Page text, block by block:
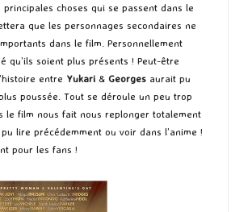
choses qui se passent dans le
que les personnages secondaires ne
dans le film. Personnellement
qu’ils soient plus présents ! Peut-être
entre Yukari & Georges aurait pu
poussée. Tout se déroule un peu trop
le film nous fait nous replonger totalement
lire précédemment ou voir dans l’anime !
pour les fans !